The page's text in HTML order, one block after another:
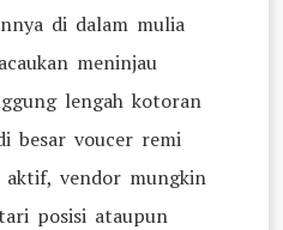
di dalam mulia
meninjau
lengah kotoran
besar voucer remi
vendor mungkin
posisi ataupun